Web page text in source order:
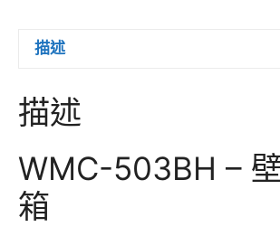
描述
描述
WMC-503BH –
箱